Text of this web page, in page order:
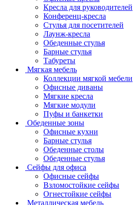
Кресла для руководителей
Конференц-кресла
Стулья для посетителей
Лаунж-кресла
Обеденные стулья
Барные стулья
Табуреты
Мягкая мебель
Коллекции мягкой мебели
Офисные диваны
Мягкие кресла
Мягкие модули
Пуфы и банкетки
Обеденные зоны
Офисные кухни
Барные стулья
Обеденные столы
Обеденные стулья
Сейфы для офиса
Офисные сейфы
Взломостойкие сейфы
Огнестойкие сейфы
Металлическая мебель